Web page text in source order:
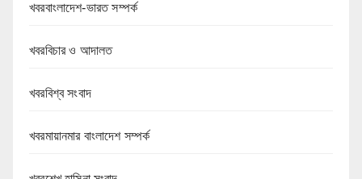
খবরবাংলাদেশ-ভারত সম্পর্ক
খবরবিচার ও আদালত
খবরবিশ্ব সংবাদ
খবরমায়ানমার বাংলাদেশ সম্পর্ক